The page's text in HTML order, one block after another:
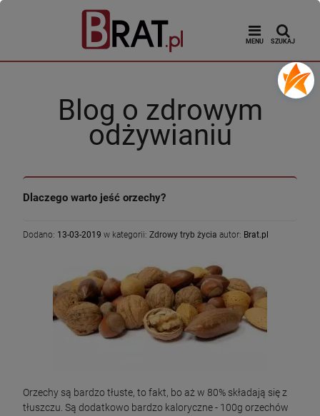
MENU SZUKAJ
Blog o zdrowym
odżywianiu
Dlaczego warto jeść orzechy?
Dodano: 13-03-2019 w kategorii: Zdrowy tryb życia autor: Brat.pl
Orzechy są bardzo tłuste, to fakt, bo aż w 80% składają się z
tłuszczu. Są dodatkowo bardzo kaloryczne - 100g orzechów